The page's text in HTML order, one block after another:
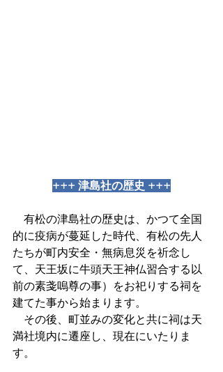
+++ 津島社の歴史 +++
有松の津島社の歴史は、かつて全国
的に疫病が蔓延した時代、有松の先人
たちが町内安全・無病息災を祈念し
て、天王坂に牛頭天王神仏習合する以
前の素戔嗚尊の事）をお祀りする祠を
建てた事から始まります。
その後、町並みの変化と共に祠は天
満社境内に遷座し、現在にいたりま
す。